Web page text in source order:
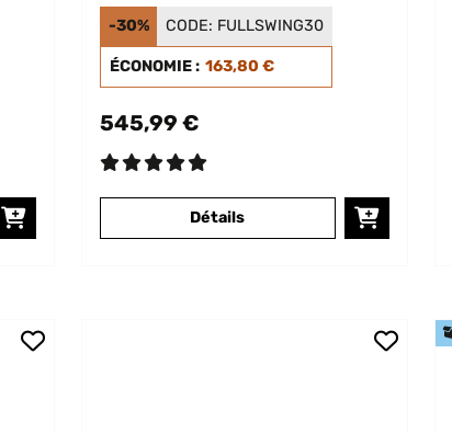
-30% CODE: FULLSWING30
ÉCONOMIE : 163,80 €
545,99 €
Détails